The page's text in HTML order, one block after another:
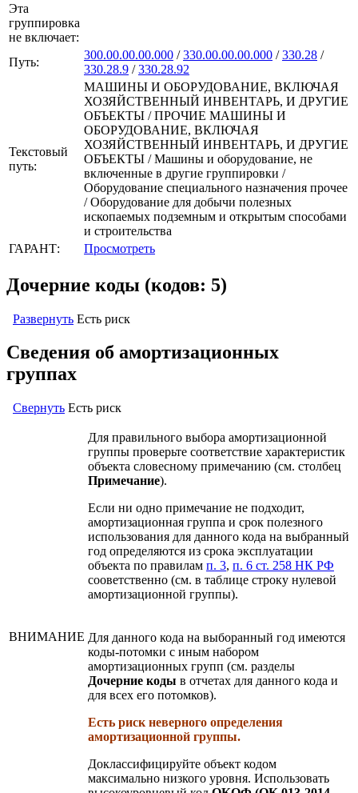
Эта
группировка
не включает:
Путь:
300.00.00.00.000 /330.00.00.00.000 /330.28 /
330.28.9 /330.28.92
Текстовый
путь:
МАШИНЫ И ОБОРУДОВАНИЕ, ВКЛЮЧАЯ
ХОЗЯЙСТВЕННЫЙ ИНВЕНТАРЬ, И ДРУГИЕ
ОБЪЕКТЫ / ПРОЧИЕ МАШИНЫ И
ОБОРУДОВАНИЕ, ВКЛЮЧАЯ
ХОЗЯЙСТВЕННЫЙ ИНВЕНТАРЬ, И ДРУГИЕ
ОБЪЕКТЫ / Машины и оборудование, не
включенные в другие группировки /
Оборудование специального назначения прочее
/ Оборудование для добычи полезных
ископаемых подземным и открытым способами
и строительства
ГАРАНТ:
Просмотреть
Дочерние коды (кодов: 5)
Развернуть Есть риск
Сведения об амортизационных
группах
Свернуть Есть риск
ВНИМАНИЕ
Для правильного выбора амортизационной
группы проверьте соответствие характеристик
объекта словесному примечанию (см. столбец
Примечание).
Если ни одно примечание не подходит,
амортизационная группа и срок полезного
использования для данного кода на выбранный
год определяются из срока эксплуатации
объекта по правилам п. 3, п. 6 ст. 258 НК РФ
сооветственно (см. в таблице строку нулевой
амортизационной группы).
Для данного кода на выборанный год имеются
коды-потомки с иным набором
амортизационных групп (см. разделы
Дочерние коды в отчетах для данного кода и
для всех его потомков).
Есть риск неверного определения
амортизационной группы.
Доклассифицируйте объект кодом
максимально низкого уровня. Использовать